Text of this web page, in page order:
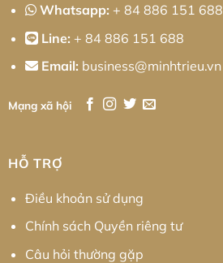
Whatsapp: + 84 886 151 688
Line: + 84 886 151 688
Email: business@minhtrieu.vn
Mạng xã hội
HỖ TRỢ
Điều khoản sử dụng
Chính sách Quyền riêng tư
Câu hỏi thường gặp